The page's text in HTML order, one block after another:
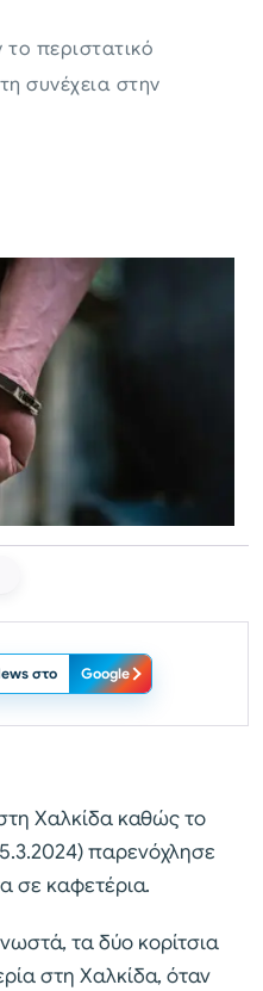
το περιστατικό
συνέχεια στην
στο Google
Χαλκίδα καθώς το
παρενόχλησε
σε καφετέρια.
τα δύο κορίτσια
στη Χαλκίδα, όταν